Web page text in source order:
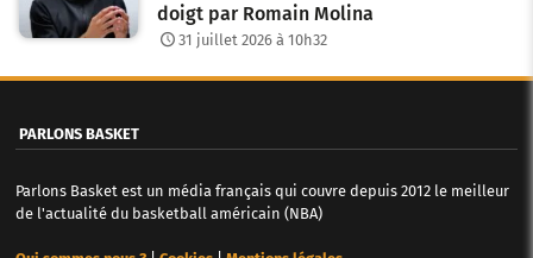
doigt par Romain Molina
31 juillet 2026 à 10h32
PARLONS BASKET
Parlons Basket est un média français qui couvre depuis 2012 le meilleur
de l'actualité du basketball américain (NBA)